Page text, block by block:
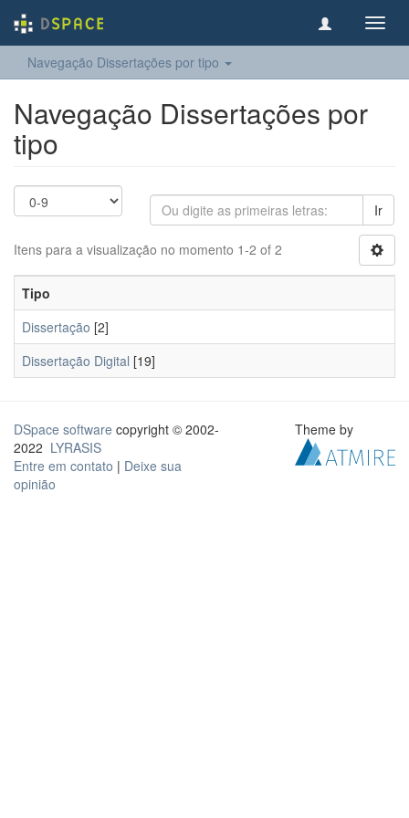
Navegação Dissertações por tipo
Navegação Dissertações por
tipo
Ir
Itens para a visualização no momento 1-2 of 2
Tipo
Dissertação [2]
Dissertação Digital [19]
DSpace software copyright © 2002-
2022 LYRASIS
Entre em contato | Deixe sua
opinião
Theme by